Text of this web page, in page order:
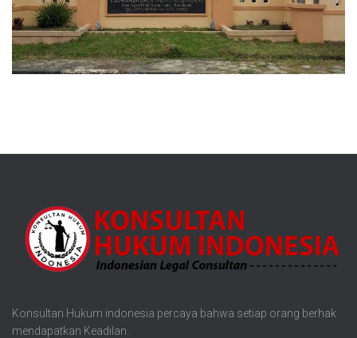
Konsultan Hukum indonesia percaya bahwa setiap orang berhak
mendapatkan Keadilan.